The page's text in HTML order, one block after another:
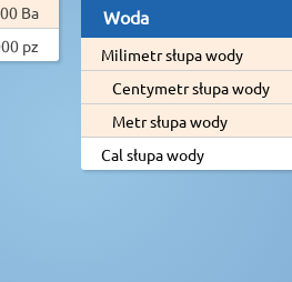
Ba
pz
Woda
Milimetr słupa wody
Centymetr słupa wody
Metr słupa wody
Cal słupa wody